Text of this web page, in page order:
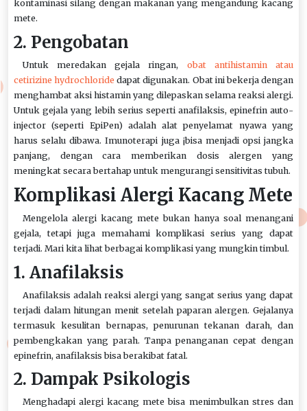
kontaminasi silang dengan makanan yang mengandung kacang
mete.
2. Pengobatan
Untuk meredakan gejala ringan, obat antihistamin atau
cetirizine hydrochloride dapat digunakan. Obat ini bekerja dengan
menghambat aksi histamin yang dilepaskan selama reaksi alergi.
Untuk gejala yang lebih serius seperti anafilaksis, epinefrin auto-
injector (seperti EpiPen) adalah alat penyelamat nyawa yang
harus selalu dibawa. Imunoterapi juga ¡bisa menjadi opsi jangka
panjang, dengan cara memberikan dosis alergen yang
meningkat secara bertahap untuk mengurangi sensitivitas tubuh.
Komplikasi Alergi Kacang Mete
Mengelola alergi kacang mete bukan hanya soal menangani
gejala, tetapi juga memahami komplikasi serius yang dapat
terjadi. Mari kita lihat berbagai komplikasi yang mungkin timbul.
1. Anafilaksis
Anafilaksis adalah reaksi alergi yang sangat serius yang dapat
terjadi dalam hitungan menit setelah paparan alergen. Gejalanya
termasuk kesulitan bernapas, penurunan tekanan darah, dan
pembengkakan yang parah. Tanpa penanganan cepat dengan
epinefrin, anafilaksis bisa berakibat fatal.
2. Dampak Psikologis
Menghadapi alergi kacang mete bisa menimbulkan stres dan